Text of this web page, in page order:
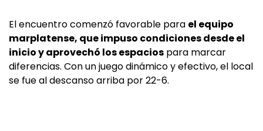
El encuentro comenzó favorable para el equipo
marplatense, que impuso condiciones desde el
inicio y aprovechó los espacios para marcar
diferencias. Con un juego dinámico y efectivo, el local
se fue al descanso arriba por 22-6.